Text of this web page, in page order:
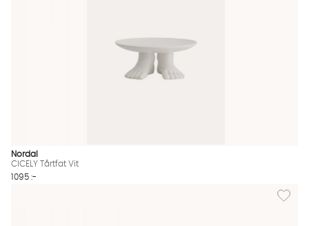
Nordal
CICELY Tårtfat Vit
1095 :-
Lägg till